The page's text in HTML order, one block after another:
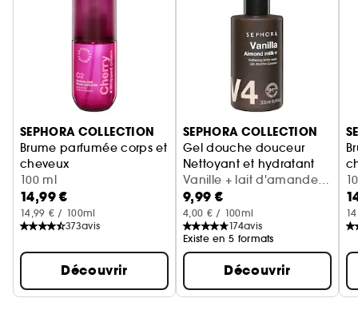
Ignorer le carrousel produits
SEPHORA COLLECTION
Brume parfumée corps et
cheveux
Cerise + crème fouettée
100 ml
14,99 €
14,99 € / 100ml
373avis
Découvrir
SEPHORA COLLECTION
Gel douche douceur
Nettoyant et hydratant
Vanille + lait d'amande
(300 ml)
9,99 €
4,00 € / 100ml
174avis
Existe en 5 formats
Découvrir